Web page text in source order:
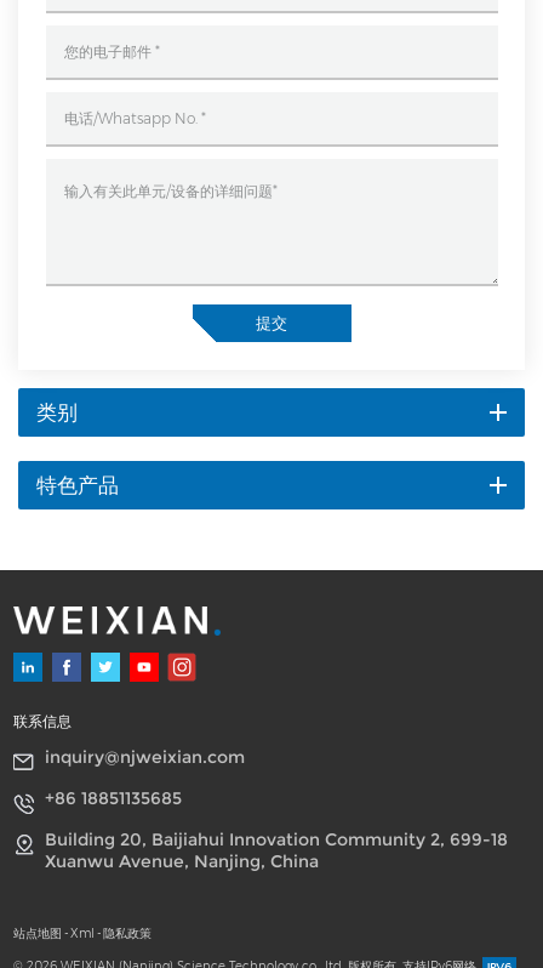
提交
类别
特色产品
联系信息
inquiry@njweixian.com
+86 18851135685
Building 20, Baijiahui Innovation Community 2, 699-18
Xuanwu Avenue, Nanjing, China
站点地图 - Xml - 隐私政策